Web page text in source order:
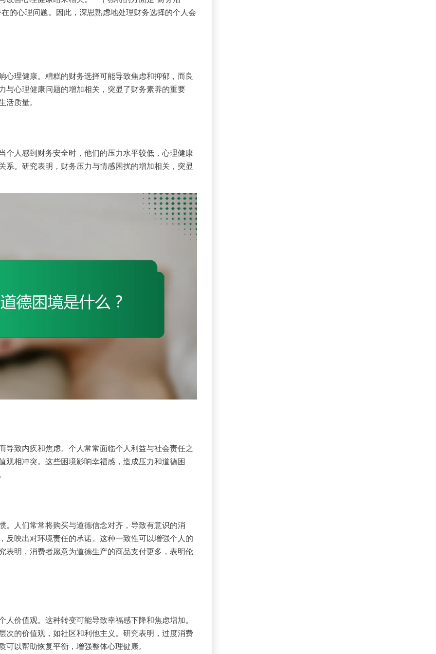
的心理问题。因此，深思熟虑地处理财务选择的个人会
理健康。糟糕的财务选择可能导致焦虑和抑郁，而良
与心理健康问题的增加相关，突显了财务素养的重要
质量。
个人感到财务安全时，他们的压力水平较低，心理健康
。研究表明，财务压力与情感困扰的增加相关，突显
致内疚和焦虑。个人常常面临个人利益与社会责任之
观相冲突。这些困境影响幸福感，造成压力和道德困
。人们常常将购买与道德信念对齐，导致有意识的消
映出对环境责任的承诺。这种一致性可以增强个人的
表明，消费者愿意为道德生产的商品支付更多，表明伦
价值观。这种转变可能导致幸福感下降和焦虑增加。
次的价值观，如社区和利他主义。研究表明，过度消费
以帮助恢复平衡，增强整体心理健康。